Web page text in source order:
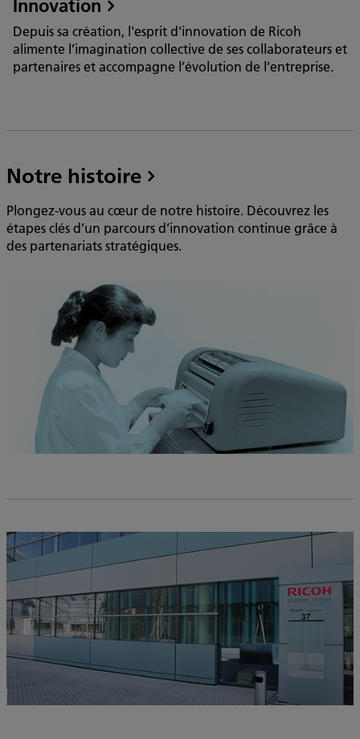
Innovation
Depuis sa création, l'esprit d'innovation de Ricoh
alimente l’imagination collective de ses collaborateurs et
partenaires et accompagne l’évolution de l’entreprise.
Notre histoire
Plongez-vous au cœur de notre histoire. Découvrez les
étapes clés d’un parcours d’innovation continue grâce à
des partenariats stratégiques.